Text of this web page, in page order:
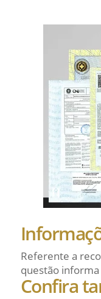
Referente a
questão informa
Confira